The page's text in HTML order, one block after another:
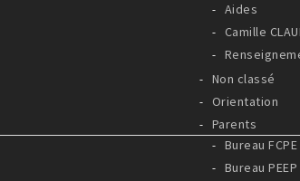
Aides
Camille
Non classé
Orientation
Parents
Bureau FCPE
Bureau PEEP